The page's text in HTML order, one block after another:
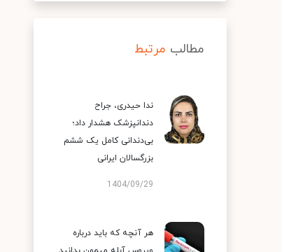
مطالب مرتبط
ندا حیدری، جراح
دندانپزشک هشدار داد؛
بی‌دندانی کامل یک ششم
بزرگسالان ایرانی
1404/09/29
هر آنچه که باید درباره